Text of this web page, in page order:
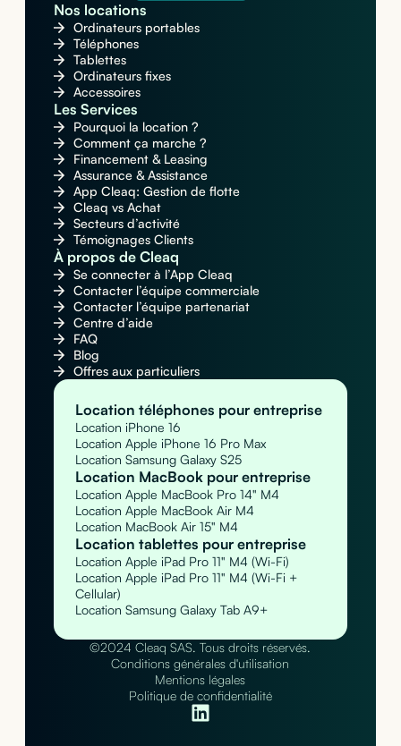
Nos locations
Ordinateurs portables
Téléphones
Tablettes
Ordinateurs fixes
Accessoires
Les Services
Pourquoi la location ?
Comment ça marche ?
Financement & Leasing
Assurance & Assistance
App Cleaq: Gestion de flotte
Cleaq vs Achat
Secteurs d’activité
Témoignages Clients
À propos de Cleaq
Se connecter à l’App Cleaq
Contacter l’équipe commerciale
Contacter l’équipe partenariat
Centre d’aide
FAQ
Blog
Offres aux particuliers
Location téléphones pour entreprise
Location iPhone 16
Location Apple iPhone 16 Pro Max
Location Samsung Galaxy S25
Location MacBook pour entreprise
Location Apple MacBook Pro 14" M4
Location Apple MacBook Air M4
Location MacBook Air 15" M4
Location tablettes pour entreprise
Location Apple iPad Pro 11" M4 (Wi-Fi)
Location Apple iPad Pro 11" M4 (Wi-Fi +
Cellular)
Location Samsung Galaxy Tab A9+
©2024 Cleaq SAS. Tous droits réservés.
Conditions générales d'utilisation
Mentions légales
Politique de confidentialité